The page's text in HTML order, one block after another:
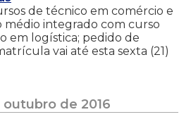
de técnico em comércio e
médio integrado com curso
em logística; pedido de
vai até esta sexta (21)
de 2016